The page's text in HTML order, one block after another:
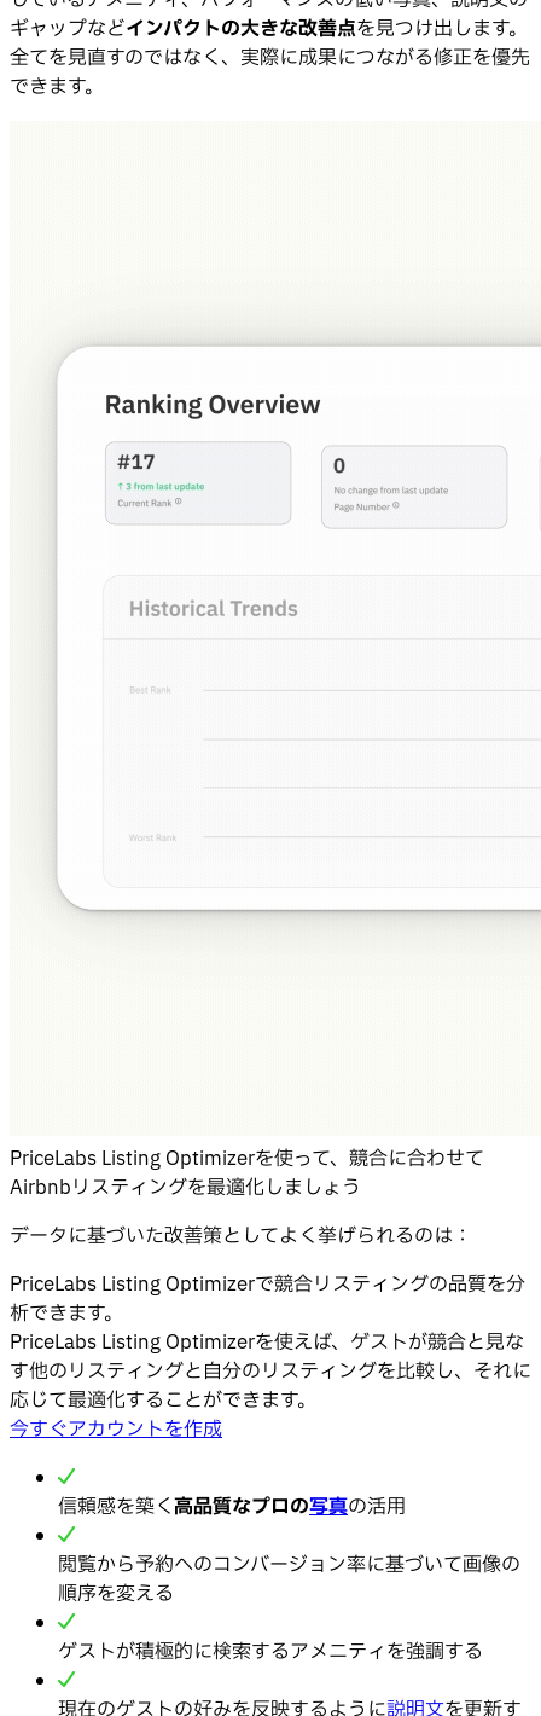
ギャップなどインパクトの大きな改善点を見つけ出します。
全てを見直すのではなく、実際に成果につながる修正を優先
できます。
PriceLabs Listing Optimizerを使って、競合に合わせて
Airbnbリスティングを最適化しましょう
データに基づいた改善策としてよく挙げられるのは：
PriceLabs Listing Optimizerで競合リスティングの品質を分
析できます。
PriceLabs Listing Optimizerを使えば、ゲストが競合と見な
す他のリスティングと自分のリスティングを比較し、それに
応じて最適化することができます。
今すぐアカウントを作成
信頼感を築く高品質なプロの写真の活用
閲覧から予約へのコンバージョン率に基づいて画像の
順序を変える
ゲストが積極的に検索するアメニティを強調する